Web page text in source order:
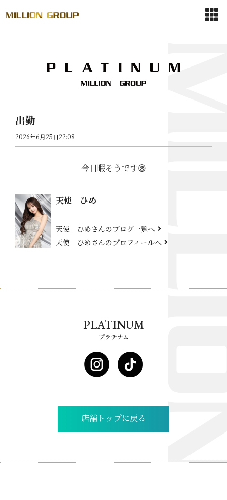
出勤
2026年6月25日22:08
今日暇そうです😪
天使 ひめ
天使 ひめさんのブログ一覧へ
天使 ひめさんのプロフィールへ
PLATINUM
プラチナム
店舗トップに戻る